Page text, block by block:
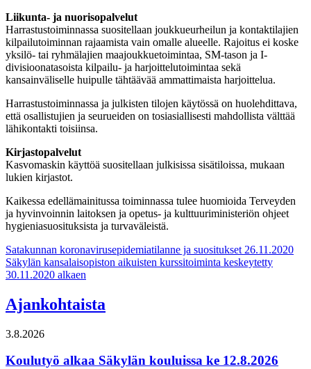
Liikunta- ja nuorisopalvelut
Harrastustoiminnassa suositellaan joukkueurheilun ja kontaktilajien
kilpailutoiminnan rajaamista vain omalle alueelle. Rajoitus ei koske
yksilö- tai ryhmälajien maajoukkuetoimintaa, SM-tason ja I-
divisioonatasoista kilpailu- ja harjoittelutoimintaa sekä
kansainväliselle huipulle tähtäävää ammattimaista harjoittelua.
Harrastustoiminnassa ja julkisten tilojen käytössä on huolehdittava,
että osallistujien ja seurueiden on tosiasiallisesti mahdollista välttää
lähikontakti toisiinsa.
Kirjastopalvelut
Kasvomaskin käyttöä suositellaan julkisissa sisätiloissa, mukaan
lukien kirjastot.
Kaikessa edellämainitussa toiminnassa tulee huomioida Terveyden
ja hyvinvoinnin laitoksen ja opetus- ja kulttuuriministeriön ohjeet
hygieniasuosituksista ja turvaväleistä.
Artikkelien
selaus
Satakunnan koronavirusepidemiatilanne ja suositukset 26.11.2020
Säkylän kansalaisopiston aikuisten kurssitoiminta keskeytetty
30.11.2020 alkaen
Ajankohtaista
3.8.2026
Koulutyö alkaa Säkylän kouluissa ke 12.8.2026